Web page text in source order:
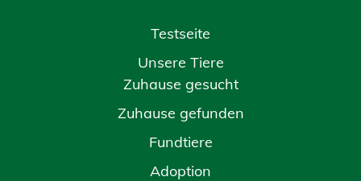
Testseite
Unsere Tiere
Zuhause gesucht
Zuhause gefunden
Fundtiere
Adoption